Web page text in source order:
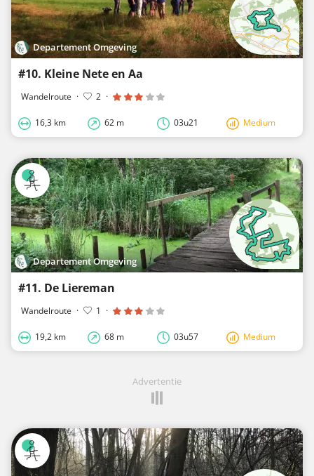
Departement Omgeving
#10. Kleine Nete en Aa
Wandelroute · 2 ·
16,3 km 62 m 03u21 Medium
Departement Omgeving
#11. De Liereman
Wandelroute · 1 ·
19,2 km 68 m 03u57 Medium
Advertentie